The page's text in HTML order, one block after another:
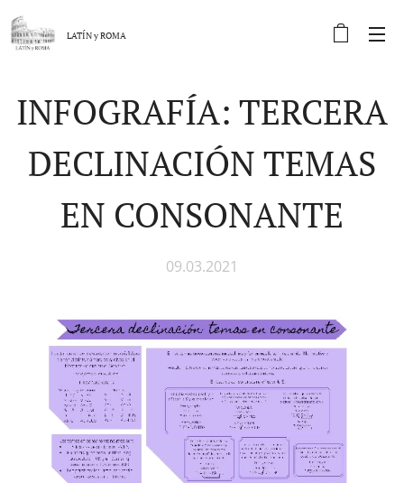
LATÍN yROMA
INFOGRAFÍA: TERCERA
DECLINACIÓN TEMAS
EN CONSONANTE
09.03.2021